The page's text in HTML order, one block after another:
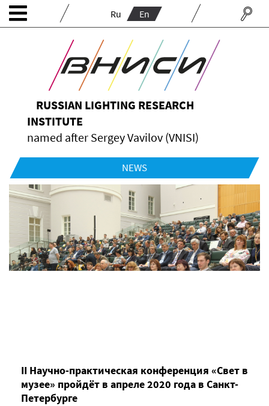
Ru En
RUSSIAN LIGHTING RESEARCH
INSTITUTE
named after Sergey Vavilov (VNISI)
NEWS
II Научно-практическая конференция «Свет в
музее» пройдёт в апреле 2020 года в Санкт-
Петербурге